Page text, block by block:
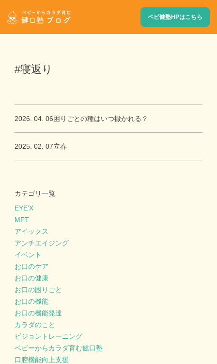
ベビ健塾HPはこちら
#寝返り
2026. 04. 06困りごとの種はいつ撒かれる？
2025. 02. 07立春
カテゴリ一覧
EYE’X
MFT
アイックス
アンチエイジング
イベント
お口のケア
お口の健康
お口の困りごと
お口の機能
お口の機能発達
カラダのこと
ビジョントレーニング
ベビーからカラダ育む健口塾
口腔機能向上支援